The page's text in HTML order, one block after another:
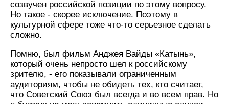
созвучен российской позиции по этому вопросу.
Но такое - скорее исключение. Поэтому в
культурной сфере тоже что-то серьезное сделать
сложно.
Помню, был фильм Анджея Вайды «Катынь»,
который очень непросто шел к российскому
зрителю, - его показывали ограниченным
аудиториям, чтобы не обидеть тех, кто считает,
что Советский Союз был всегда и во всем прав. Но